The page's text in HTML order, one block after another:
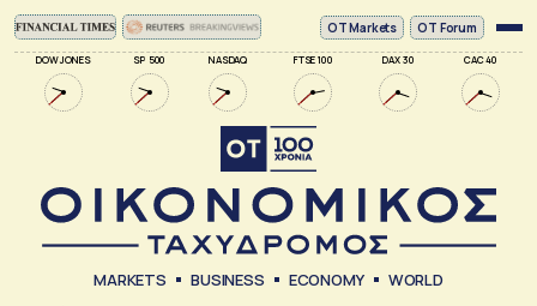
DOW JONES SP 500 NASDAQ FTSE 100 DAX 30 CAC 40
ΟΤ Markets OT Forum
MARKETS BUSINESS ECONOMY WORLD